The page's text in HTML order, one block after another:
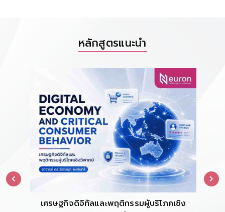
หลักสูตรแนะนำ
เศรษฐกิจดิจิทัลและพฤติกรรมผู้บริโภคเชิง